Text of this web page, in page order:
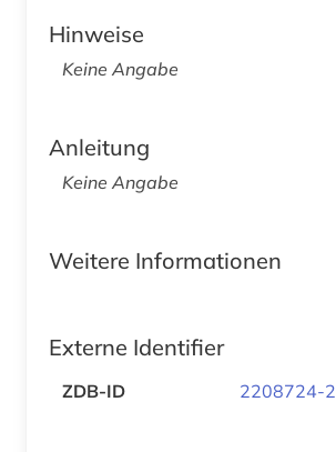
Hinweise
Keine Angabe
Anleitung
Keine Angabe
Weitere Informationen
Externe Identifier
ZDB-ID 2208724-2